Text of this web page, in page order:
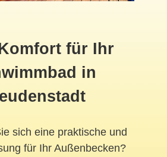
für Ihr
in
sich eine praktische und
für Ihr Außenbecken?